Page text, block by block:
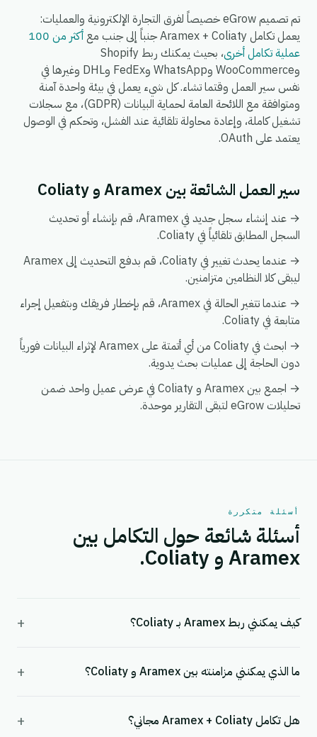
تم تصميم eGrow خصيصاً لفرق التجارة الإلكترونية والعمليات:
يعمل تكامل Aramex + Coliaty جنباً إلى جنب مع
أكثر من 100
عملية تكامل أخرى
، بحيث يمكنك ربط Shopify
وWooCommerce وWhatsApp وFedEx وDHL وغيرها في
نفس سير العمل وقتما تشاء. كل شيء يعمل في بيئة واحدة آمنة
ومتوافقة مع اللائحة العامة لحماية البيانات (GDPR)، مع سجلات
تشغيل كاملة، وإعادة محاولة تلقائية عند الفشل، وتحكم في الوصول
يعتمد على OAuth.
سير العمل الشائعة بين Aramex و Coliaty
→ عند إنشاء سجل جديد في Aramex، قم بإنشاء أو تحديث
السجل المطابق تلقائياً في Coliaty.
→ عندما يحدث تغيير في Coliaty، قم بدفع التحديث إلى Aramex
ليبقى كلا النظامين متزامنين.
→ عندما تتغير الحالة في Aramex، قم بإخطار فريقك وبتفعيل إجراء
متابعة في Coliaty.
→ ابحث في Coliaty من أي أتمتة على Aramex لإثراء البيانات فورياً
دون الحاجة إلى عمليات بحث يدوية.
→ اجمع بين Aramex و Coliaty في عرض عميل واحد ضمن
تحليلات eGrow لتبقى التقارير موحدة.
أسئلة متكررة
أسئلة شائعة حول التكامل بين
Aramex و Coliaty.
كيف يمكنني ربط Aramex بـ Coliaty؟ +
ما الذي يمكنني مزامنته بين Aramex و Coliaty؟ +
هل تكامل Aramex + Coliaty مجاني؟ +